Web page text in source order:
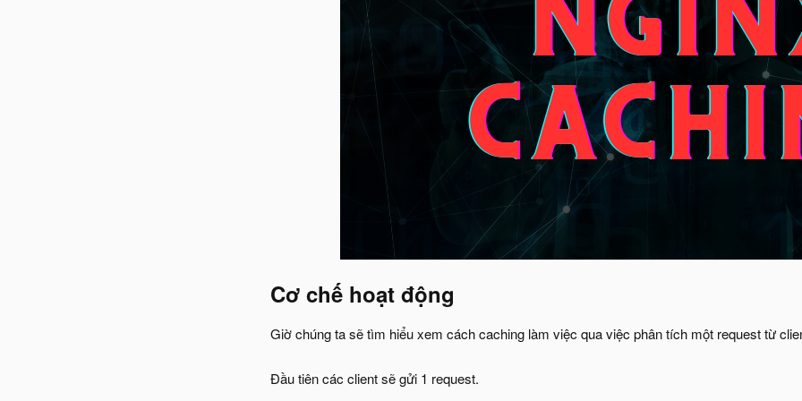
Cơ chế hoạt động
Giờ chúng ta sẽ tìm hiểu xem cách caching làm việc qua việc phân tích một request từ
Đầu tiên các client sẽ gửi 1 request.